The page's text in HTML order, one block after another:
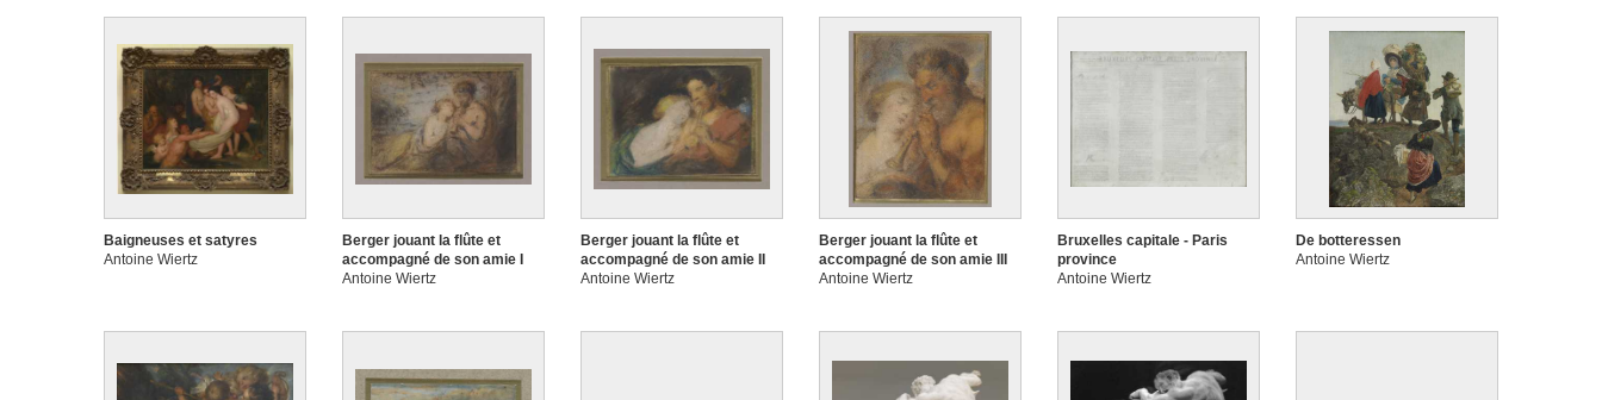
Baigneuses et satyres
Antoine Wiertz
Berger jouant la flûte et
accompagné de son amie I
Antoine Wiertz
Berger jouant la flûte et
accompagné de son amie II
Antoine Wiertz
Berger jouant la flûte et
accompagné de son amie III
Antoine Wiertz
Bruxelles capitale - Paris
province
Antoine Wiertz
De botteressen
Antoine Wiertz